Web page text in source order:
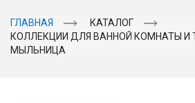
ГЛАВНАЯ
КАТАЛОГ
КОЛЛЕКЦИИ ДЛЯ ВАННОЙ КОМНАТЫ И
МЫЛЬНИЦА